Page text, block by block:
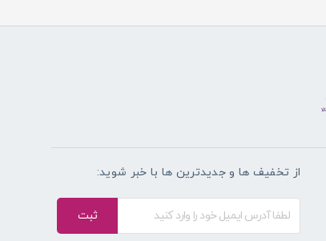
از تخفیف ها و جدیدترین ها با خبر شوید:
ثبت